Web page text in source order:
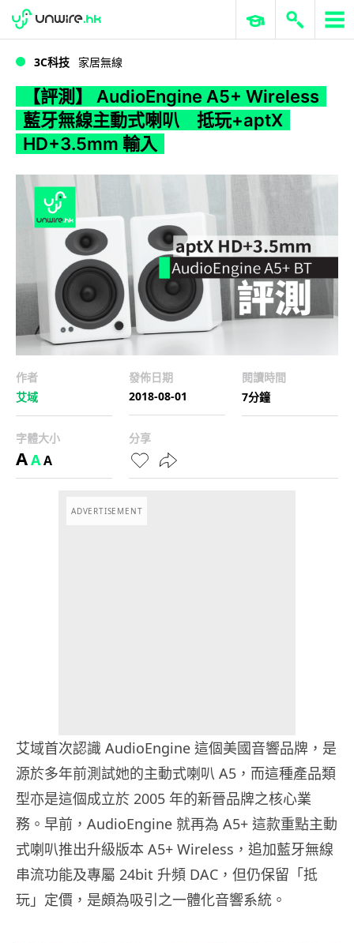
WWDC 2026 ERP 與商業 AI
3C科技 家居無線
【評測】 AudioEngine A5+ Wireless
藍牙無線主動式喇叭 抵玩+aptX
HD+3.5mm 輸入
作者
艾域
發佈日期
2018-08-01
閱讀時間
7分鐘
字體大小
AAA
分享
ADVERTISEMENT
艾域首次認識 AudioEngine 這個美國音響品牌，是
源於多年前測試她的主動式喇叭 A5，而這種產品類
型亦是這個成立於 2005 年的新晉品牌之核心業
務。早前，AudioEngine 就再為 A5+ 這款重點主動
式喇叭推出升級版本 A5+ Wireless，追加藍牙無線
串流功能及專屬 24bit 升頻 DAC，但仍保留「抵
玩」定價，是頗為吸引之一體化音響系統。